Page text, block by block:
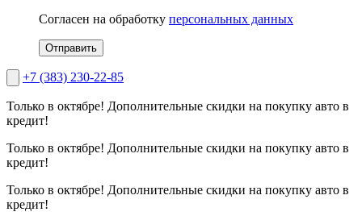
Согласен на обработку персональных данных
Отправить
+7 (383) 230-22-85
Только в октябре! Дополнительные скидки на покупку авто в
кредит!
Только в октябре! Дополнительные скидки на покупку авто в
кредит!
Только в октябре! Дополнительные скидки на покупку авто в
кредит!